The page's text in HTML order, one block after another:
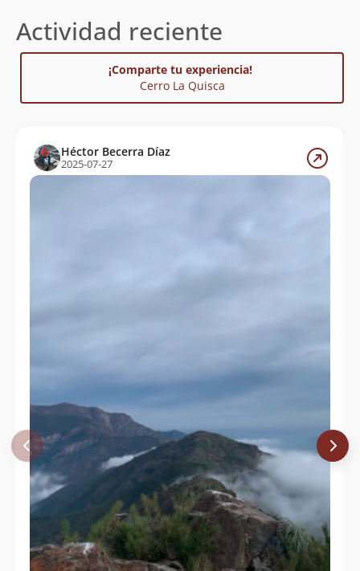
Actividad reciente
¡Comparte tu experiencia!
Cerro La Quisca
Héctor Becerra Díaz
2025-07-27